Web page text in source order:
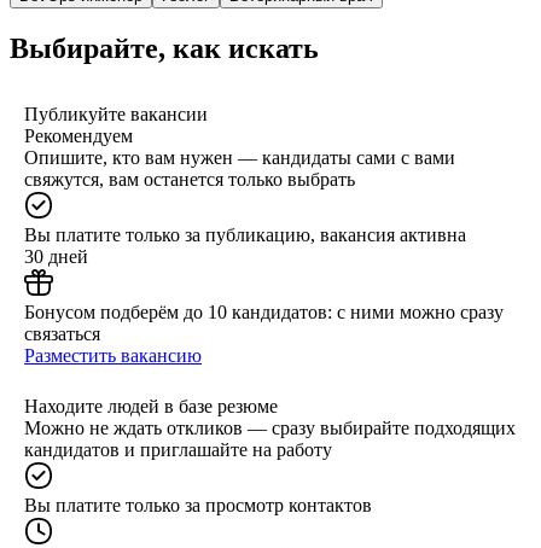
Выбирайте, как искать
Публикуйте вакансии
Рекомендуем
Опишите, кто вам нужен — кандидаты сами с вами
свяжутся, вам останется только выбрать
Вы платите только за публикацию, вакансия активна
30 дней
Бонусом подберём до 10 кандидатов: с ними можно сразу
связаться
Разместить вакансию
Находите людей в базе резюме
Можно не ждать откликов — сразу выбирайте подходящих
кандидатов и приглашайте на работу
Вы платите только за просмотр контактов